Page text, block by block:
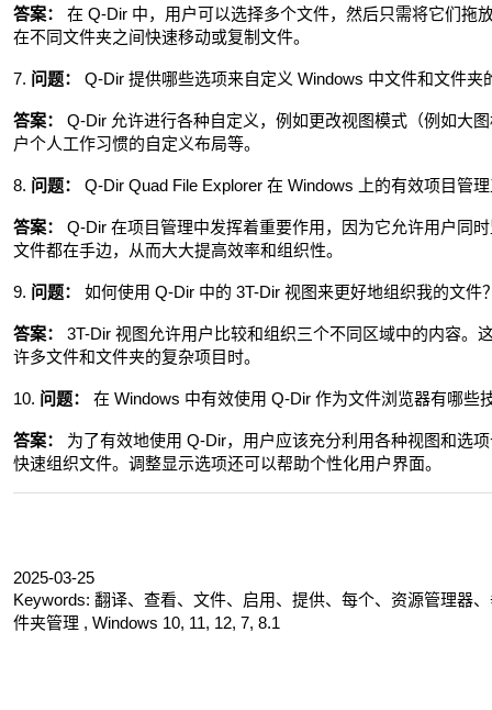
答案：
在 Q-Dir 中，用户可以选择多个文件，然后只需将它们拖
在不同文件夹之间快速移动或复制文件。
7. 问题： Q-Dir 提供哪些选项来自定义 Windows 中文件和文件夹
答案：
Q-Dir 允许进行各种自定义，例如更改视图模式（例如大
户个人工作习惯的自定义布局等。
8. 问题： Q-Dir Quad File Explorer 在 Windows 上的有效项目管
答案：
Q-Dir 在项目管理中发挥着重要作用，因为它允许用户同
文件都在手边，从而大大提高效率和组织性。
9. 问题： 如何使用 Q-Dir 中的 3T-Dir 视图来更好地组织我的文件
答案：
3T-Dir 视图允许用户比较和组织三个不同区域中的内容。
许多文件和文件夹的复杂项目时。
10. 问题： 在 Windows 中有效使用 Q-Dir 作为文件浏览器有哪些
答案：
为了有效地使用 Q-Dir，用户应该充分利用各种视图和选
快速组织文件。调整显示选项还可以帮助个性化用户界面。
2025-03-25
Keywords: 翻译、查看、文件、启用、提供、每个、资源管理器
件夹管理 , Windows 10, 11, 12, 7, 8.1